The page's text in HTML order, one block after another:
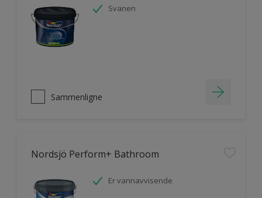
Svanen
Sammenligne
Nordsjö Perform+ Bathroom
Er vannavvisende